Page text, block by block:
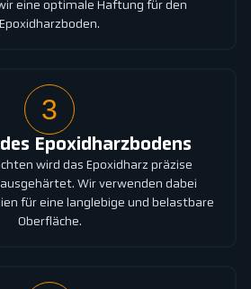
eine optimale Haftung für den
Epoxidharzboden.
3
Epoxidharzbodens
wird das Epoxidharz präzise
Wir verwenden dabei
für eine langlebige und belastbare
Oberfläche.